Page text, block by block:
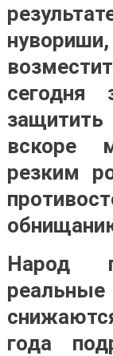
сегодня
вскоре
резким
Народ
года